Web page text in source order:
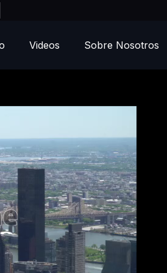
Videos Sobre Nosotros